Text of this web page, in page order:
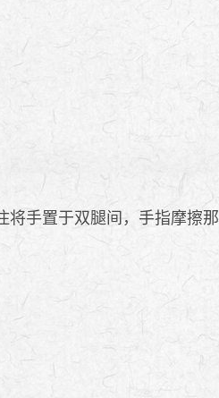
手置于双腿间，手指摩擦